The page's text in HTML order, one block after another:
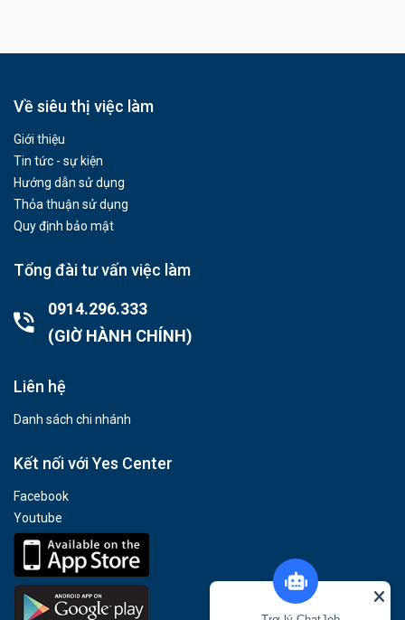
Về siêu thị việc làm
Giới thiệu
Tin tức - sự kiện
Hướng dẫn sử dụng
Thỏa thuận sử dụng
Quy định bảo mật
Tổng đài tư vấn việc làm
0914.296.333
(GIỜ HÀNH CHÍNH)
Liên hệ
Danh sách chi nhánh
Kết nối với Yes Center
Facebook
Youtube